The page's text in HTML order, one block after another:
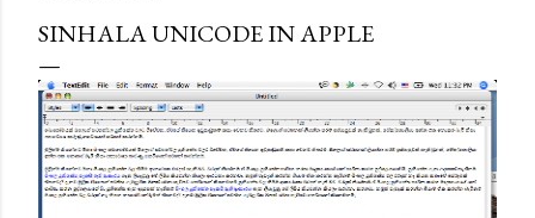
SINHALA UNICODE IN APPLE